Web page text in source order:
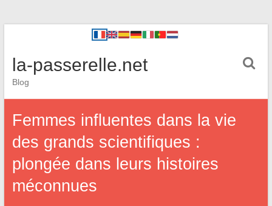
la-passerelle.net
Blog
Femmes influentes dans la vie
des grands scientifiques :
plongée dans leurs histoires
méconnues